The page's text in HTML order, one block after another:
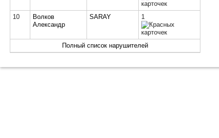
10
Волков
Александр
SARAY 1
Полный список нарушителей